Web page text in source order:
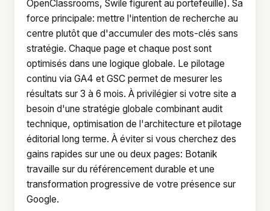
OpenClassrooms, Swile figurent au portefeuille). Sa
force principale: mettre l'intention de recherche au
centre plutôt que d'accumuler des mots-clés sans
stratégie. Chaque page et chaque post sont
optimisés dans une logique globale. Le pilotage
continu via GA4 et GSC permet de mesurer les
résultats sur 3 à 6 mois. À privilégier si votre site a
besoin d'une stratégie globale combinant audit
technique, optimisation de l'architecture et pilotage
éditorial long terme. À éviter si vous cherchez des
gains rapides sur une ou deux pages: Botanik
travaille sur du référencement durable et une
transformation progressive de votre présence sur
Google.